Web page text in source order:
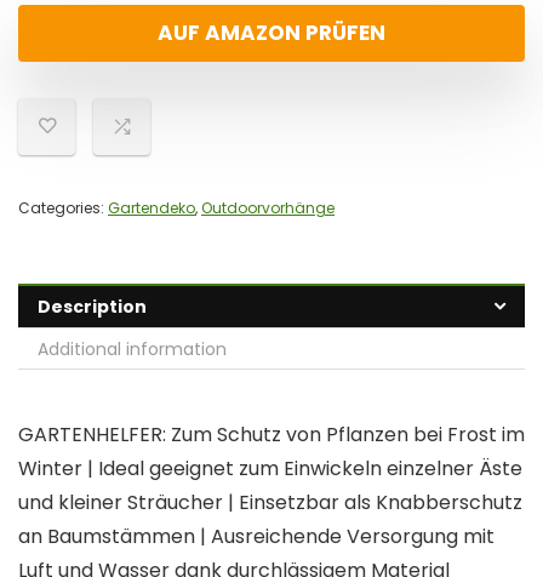
AUF AMAZON PRÜFEN
Categories: Gartendeko,Outdoorvorhänge
Description
Additional information
GARTENHELFER: Zum Schutz von Pflanzen bei Frost im
Winter | Ideal geeignet zum Einwickeln einzelner Äste
und kleiner Sträucher | Einsetzbar als Knabberschutz
an Baumstämmen | Ausreichende Versorgung mit
Luft und Wasser dank durchlässigem Material